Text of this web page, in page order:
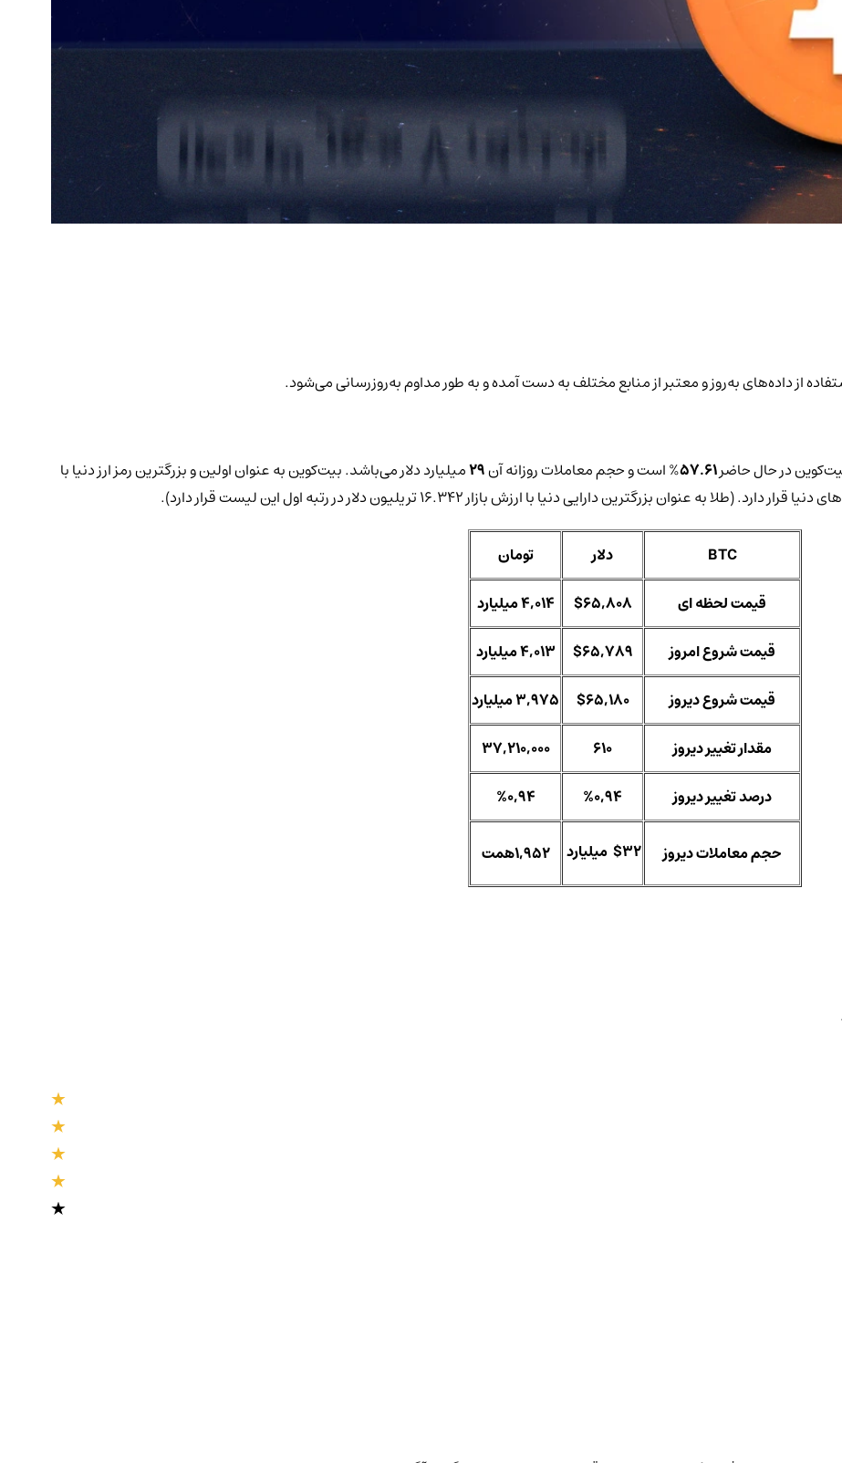
از داده‌های به‌روز و معتبر از منابع مختلف به دست آمده و به طور مداوم به‌روزرسانی می‌شود.
در حال حاضر57.61% است و حجم معاملات روزانه آن29میلیارد دلار می‌باشد. بیت‌کوین به عنوان اولین و بزرگترین رمز ارز دنیا با
دارد. (طلا به عنوان بزرگترین دارایی دنیا با ارزش بازار 16.342 تریلیون دلار در رتبه اول این لیست قرار دارد).
BTC دلار
تومان
قیمت لحظه ای
$65,808
4,014 میلیارد
قیمت شروع امروز
$65,789
4,013 میلیارد
قیمت شروع دیروز
$65,180
3,975 میلیارد
مقدار تغییر دیروز
610
37,210,000
درصد تغییر دیروز
%0,94
%0,94
حجم معاملات دیروز $32 میلیارد 1,952همت